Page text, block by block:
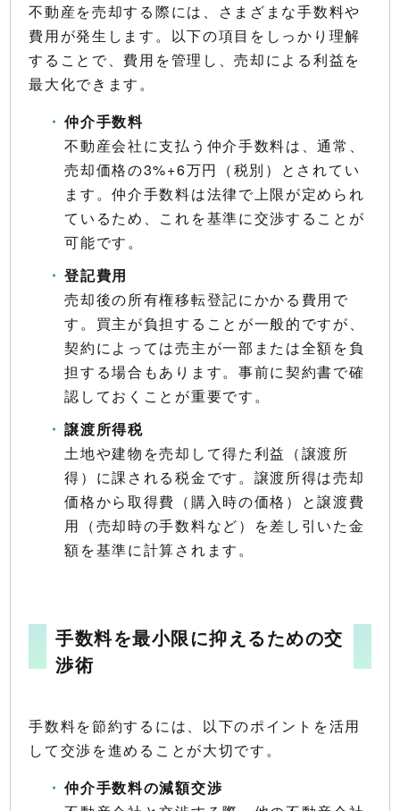
不動産を売却する際には、さまざまな手数料や
費用が発生します。以下の項目をしっかり理解
することで、費用を管理し、売却による利益を
最大化できます。
仲介手数料
不動産会社に支払う仲介手数料は、通常、
売却価格の3%+6万円（税別）とされてい
ます。仲介手数料は法律で上限が定められ
ているため、これを基準に交渉することが
可能です。
登記費用
売却後の所有権移転登記にかかる費用で
す。買主が負担することが一般的ですが、
契約によっては売主が一部または全額を負
担する場合もあります。事前に契約書で確
認しておくことが重要です。
譲渡所得税
土地や建物を売却して得た利益（譲渡所
得）に課される税金です。譲渡所得は売却
価格から取得費（購入時の価格）と譲渡費
用（売却時の手数料など）を差し引いた金
額を基準に計算されます。
手数料を最小限に抑えるための交
渉術
手数料を節約するには、以下のポイントを活用
して交渉を進めることが大切です。
仲介手数料の減額交渉